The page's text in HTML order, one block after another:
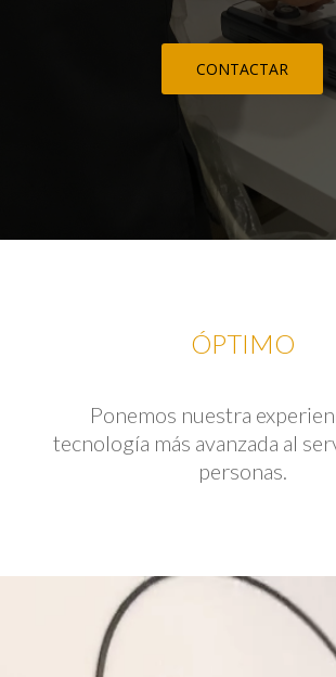
CONTACTAR
ÓPTIMO
Ponemos nuestra
tecnología más avanzada al
personas.